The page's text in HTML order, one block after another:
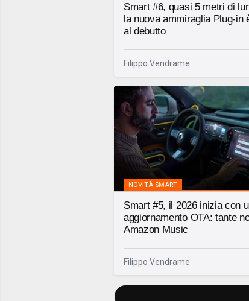
Smart #6, quasi 5 metri di
la nuova ammiraglia Plug-in
al debutto
Filippo Vendrame
NOVITÀ SMART
Smart #5, il 2026 inizia con
aggiornamento OTA: tante
Amazon Music
Filippo Vendrame